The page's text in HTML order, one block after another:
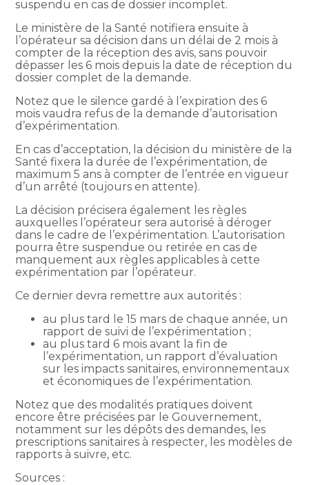
suspendu en cas de dossier incomplet.
Le ministère de la Santé notifiera ensuite à
l’opérateur sa décision dans un délai de 2 mois à
compter de la réception des avis, sans pouvoir
dépasser les 6 mois depuis la date de réception du
dossier complet de la demande.
Notez que le silence gardé à l’expiration des 6
mois vaudra refus de la demande d’autorisation
d’expérimentation.
En cas d’acceptation, la décision du ministère de la
Santé fixera la durée de l’expérimentation, de
maximum 5 ans à compter de l’entrée en vigueur
d’un arrêté (toujours en attente).
La décision précisera également les règles
auxquelles l’opérateur sera autorisé à déroger
dans le cadre de l’expérimentation. L’autorisation
pourra être suspendue ou retirée en cas de
manquement aux règles applicables à cette
expérimentation par l’opérateur.
Ce dernier devra remettre aux autorités :
au plus tard le 15 mars de chaque année, un
rapport de suivi de l’expérimentation ;
au plus tard 6 mois avant la fin de
l’expérimentation, un rapport d’évaluation
sur les impacts sanitaires, environnementaux
et économiques de l’expérimentation.
Notez que des modalités pratiques doivent
encore être précisées par le Gouvernement,
notamment sur les dépôts des demandes, les
prescriptions sanitaires à respecter, les modèles de
rapports à suivre, etc.
Sources :